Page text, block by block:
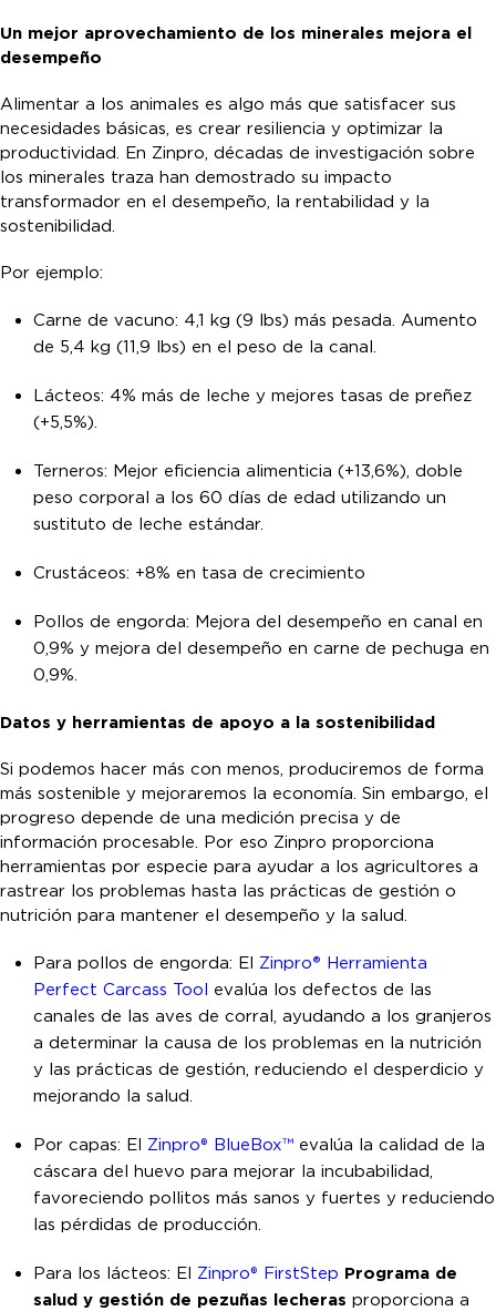
Un mejor aprovechamiento de los minerales mejora el
desempeño
Alimentar a los animales es algo más que satisfacer sus
necesidades básicas, es crear resiliencia y optimizar la
productividad. En Zinpro, décadas de investigación sobre
los minerales traza han demostrado su impacto
transformador en el desempeño, la rentabilidad y la
sostenibilidad.
Por ejemplo:
Carne de vacuno: 4,1 kg (9 lbs) más pesada. Aumento
de 5,4 kg (11,9 lbs) en el peso de la canal.
Lácteos: 4% más de leche y mejores tasas de preñez
(+5,5%).
Terneros: Mejor eficiencia alimenticia (+13,6%), doble
peso corporal a los 60 días de edad utilizando un
sustituto de leche estándar.
Crustáceos: +8% en tasa de crecimiento
Pollos de engorda: Mejora del desempeño en canal en
0,9% y mejora del desempeño en carne de pechuga en
0,9%.
Datos y herramientas de apoyo a la sostenibilidad
Si podemos hacer más con menos, produciremos de forma
más sostenible y mejoraremos la economía. Sin embargo, el
progreso depende de una medición precisa y de
información procesable. Por eso Zinpro proporciona
herramientas por especie para ayudar a los agricultores a
rastrear los problemas hasta las prácticas de gestión o
nutrición para mantener el desempeño y la salud.
Para pollos de engorda: El Zinpro® Herramienta
Perfect Carcass Tool evalúa los defectos de las
canales de las aves de corral, ayudando a los granjeros
a determinar la causa de los problemas en la nutrición
y las prácticas de gestión, reduciendo el desperdicio y
mejorando la salud.
Por capas: El Zinpro® BlueBox™ evalúa la calidad de la
cáscara del huevo para mejorar la incubabilidad,
favoreciendo pollitos más sanos y fuertes y reduciendo
las pérdidas de producción.
Para los lácteos: El Zinpro® FirstStep Programa de
salud y gestión de pezuñas lecheras proporciona a